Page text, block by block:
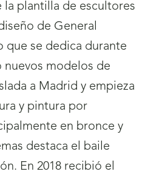
la plantilla de escultores
de General
que se dedica durante
nuevos modelos de
a Madrid y empieza
y pintura por
en bronce y
destaca el baile
En 2018 recibió el